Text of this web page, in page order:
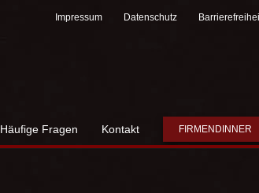
Impressum Datenschutz
Häufige Fragen Kontakt FIRMENDINNER